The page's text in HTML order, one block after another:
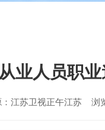
业人员职
江苏卫视正午江苏 浏